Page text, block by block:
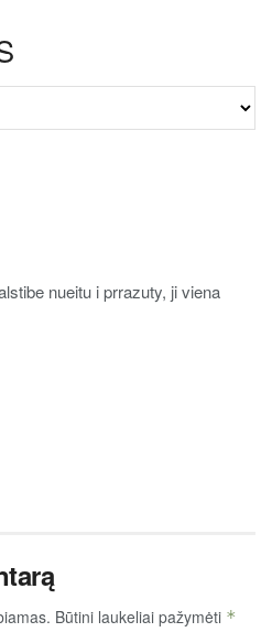
nueitu i prrazuty, ji viena
Būtini laukeliai pažymėti *